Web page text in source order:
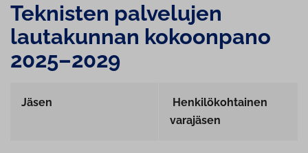
Teknisten palvelujen
lautakunnan kokoonpano
2025–2029
Jäsen
Henkilökohtainen
varajäsen